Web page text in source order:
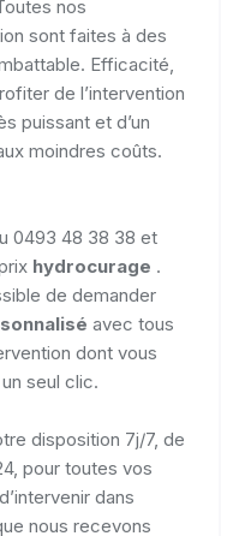
nos
sont faites à des
Efficacité,
de l’intervention
puissant et d’un
moindres coûts.
0493 48 38 38 et
hydrocurage .
de demander
avec tous
dont vous
seul clic.
disposition 7j/7, de
pour toutes vos
dans
nous recevons